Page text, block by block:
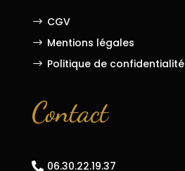
$ CGV
$ Mentions légales
$ Politique de confidentialité
Contact
 06.30.22.19.37